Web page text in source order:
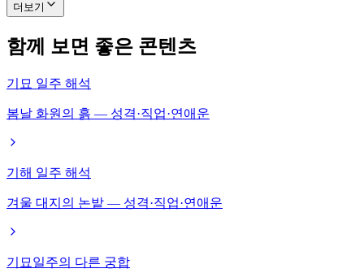
더보기
함께 보면 좋은 콘텐츠
기묘 일주 해석
봄날 화원의 흙 — 성격·직업·연애운
기해 일주 해석
겨울 대지의 논밭 — 성격·직업·연애운
기묘일주의 다른 궁합